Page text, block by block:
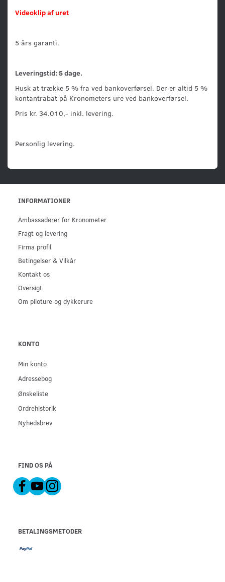
Videoklip af uret
5 års garanti.
Leveringstid: 5 dage.
Husk at trække 5 % fra ved bankoverførsel. Der er altid 5 %
kontantrabat på Kronometers ure ved bankoverførsel.
Pris kr. 34.010,- inkl. levering.
Personlig levering.
INFORMATIONER
Ambassadører for Kronometer
Fragt og levering
Firma profil
Betingelser & Vilkår
Kontakt os
Oversigt
Om piloture og dykkerure
KONTO
Min konto
Adressebog
Ønskeliste
Ordrehistorik
Nyhedsbrev
FIND OS PÅ
BETALINGSMETODER